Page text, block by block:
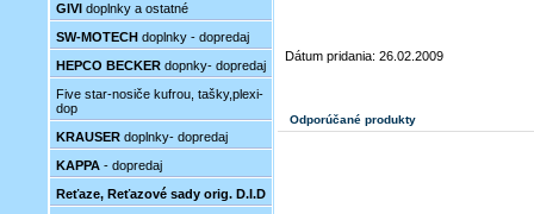
GIVI doplnky a ostatné
SW-MOTECH doplnky - dopredaj
HEPCO BECKER dopnky- dopredaj
Five star-nosiče kufrou, tašky,plexi-
dop
KRAUSER doplnky- dopredaj
KAPPA - dopredaj
Reťaze, Reťazové sady orig. D.I.D
Dátum pridania: 26.02.2009
Odporúčané produkty